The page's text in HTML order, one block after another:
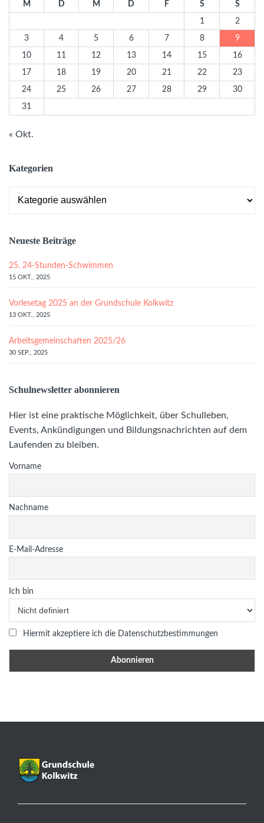
M D M D F S S
1 2
3 4 5 6 7 8 9
10 11 12 13 14 15 16
17 18 19 20 21 22 23
24 25 26 27 28 29 30
31
« Okt.
Kategorien
Neueste Beiträge
25. 24-Stunden-Schwimmen
15 OKT., 2025
Vorlesetag 2025 an der Grundschule Kolkwitz
13 OKT., 2025
Arbeitsgemeinschaften 2025/26
30 SEP., 2025
Schulnewsletter abonnieren
Hier ist eine praktische Möglichkeit, über Schulleben,
Events, Ankündigungen und Bildungsnachrichten auf dem
Laufenden zu bleiben.
Vorname
Nachname
E-Mail-Adresse
Ich bin
Hiermit akzeptiere ich die Datenschutzbestimmungen